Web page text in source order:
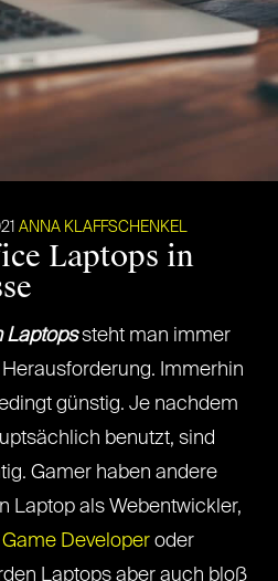
ANNA KLAFFSCHENKEL
Laptops in
Laptopssteht man immer
Immerhin
günstig. Je nachdem
benutzt, sind
Gamer haben andere
Laptop als Webentwickler,
Game Developer oder
Laptops aber auch bloß